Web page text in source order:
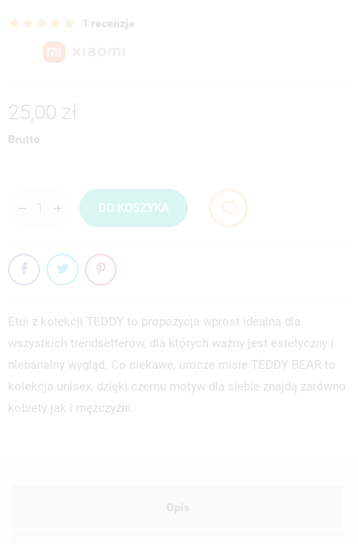
1 recenzje
25,00 zł
Brutto
DO KOSZYKA
Etui z kolekcji TEDDY to propozycja wprost idealna dla
wszystkich trendsetterów, dla których ważny jest estetyczny i
niebanalny wygląd. Co ciekawe, urocze misie TEDDY BEAR to
kolekcja unisex, dzięki czemu motyw dla siebie znajdą zarówno
kobiety jak i mężczyźni.
Opis